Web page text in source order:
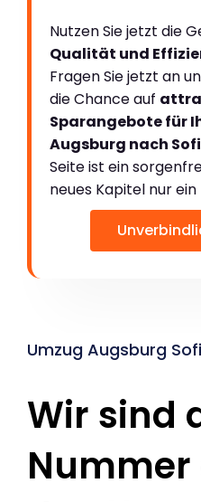
Nutzen Sie jetzt die
Qualität und
Fragen Sie jetzt an
die Chance auf
Sparangebote für
Augsburg nach
Seite ist ein
neues Kapitel nur
Umzug Augsburg
Wir sind